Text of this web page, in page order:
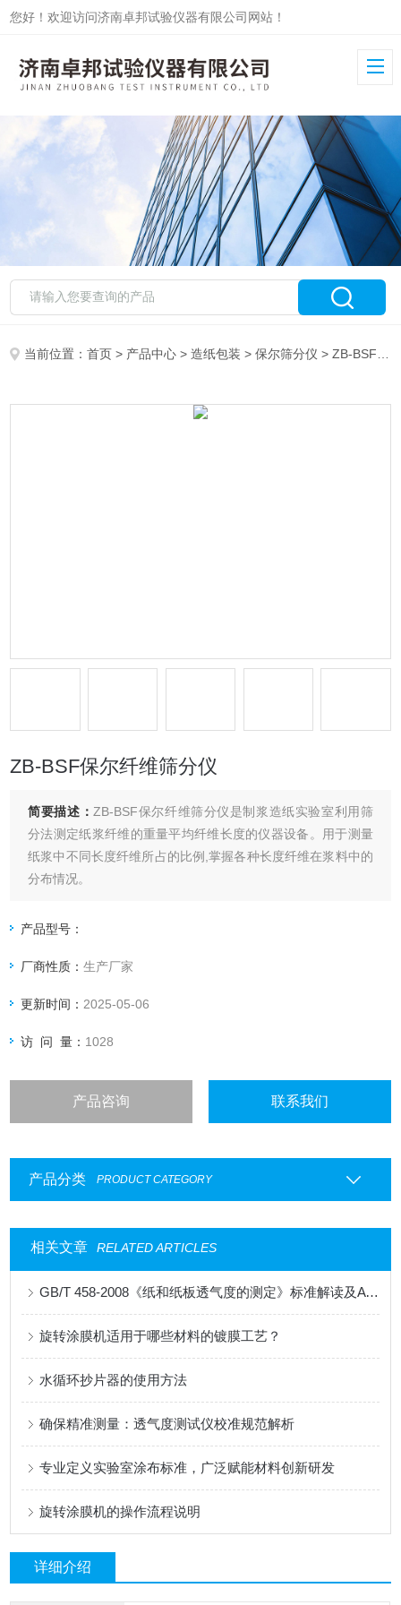
您好！欢迎访问济南卓邦试验仪器有限公司网站！
当前位置：首页 > 产品中心 >造纸包装 >保尔筛分仪 > ZB-BSF保尔纤维筛分仪
ZB-BSF保尔纤维筛分仪
简要描述： ZB-BSF保尔纤维筛分仪是制浆造纸实验室利用筛
分法测定纸浆纤维的重量平均纤维长度的仪器设备。用于测量
纸浆中不同长度纤维所占的比例,掌握各种长度纤维在浆料中的
分布情况。
产品型号：
厂商性质：生产厂家
更新时间： 2025-05-06
访 问 量： 1028
产品咨询 联系我们
产品分类 PRODUCT CATEGORY
相关文章 RELATED ARTICLES
GB/T 458-2008《纸和纸板透气度的测定》标准解读及AT-TQ-11测试仪应用
旋转涂膜机适用于哪些材料的镀膜工艺？
水循环抄片器的使用方法
确保精准测量：透气度测试仪校准规范解析
专业定义实验室涂布标准，广泛赋能材料创新研发
旋转涂膜机的操作流程说明
详细介绍